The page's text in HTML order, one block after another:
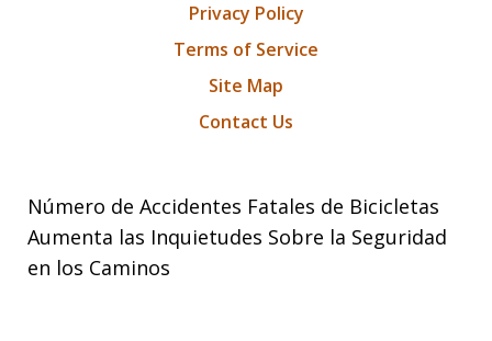
Privacy Policy
Terms of Service
Site Map
Contact Us
Número de Accidentes Fatales de Bicicletas
Aumenta las Inquietudes Sobre la Seguridad
en los Caminos